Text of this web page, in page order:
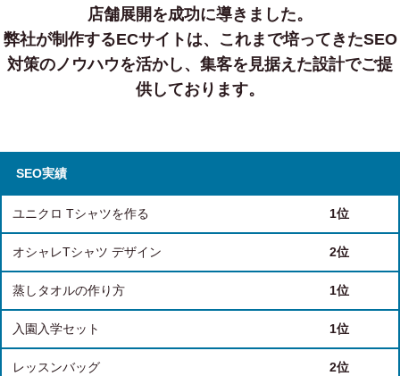
店舗展開を成功に導きました。
弊社が制作するECサイトは、これまで培ってきたSEO
対策のノウハウを活かし、集客を見据えた設計でご提
供しております。
SEO実績
ユニクロ Tシャツを作る 1位
オシャレTシャツ デザイン 2位
蒸しタオルの作り方 1位
入園入学セット 1位
レッスンバッグ 2位